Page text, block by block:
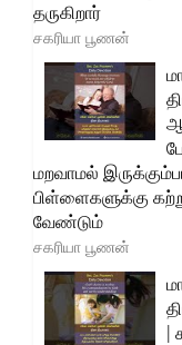
தருகிறார்
சகரியா பூணன்
மறவாமல்
பிள்ளைகளுக்கு
வேண்டும்
சகரியா பூணன்